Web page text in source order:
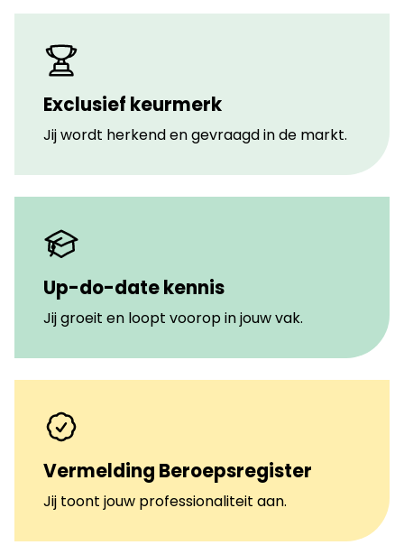
Exclusief keurmerk
Jij wordt herkend en gevraagd in de markt.
Up-do-date kennis
Jij groeit en loopt voorop in jouw vak.
Vermelding Beroepsregister
Jij toont jouw professionaliteit aan.